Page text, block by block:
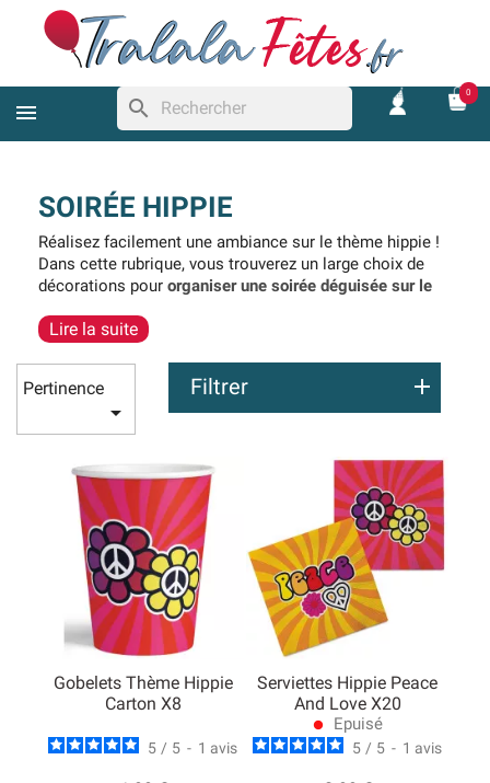
search
0
SOIRÉE HIPPIE
Réalisez facilement une ambiance sur le thème hippie !
Dans cette rubrique, vous trouverez un large choix de
décorations pour organiser une soirée déguisée sur le
ou une salle, vous trouverez des guirlandes, des ballons
nombreuses décorations de table hippie comme des
gobelets en carton, des serviettes, des assiettes ou
encore des fleurs à mettre sur la table. En ajoutant un
peu de doré, vous pourrez facilement avoir
décoration hippie chic!
Lire la suite
Pertinence

Filtrer
Gobelets Thème Hippie
Carton X8
5 / 5 - 1 avis
Serviettes Hippie Peace
And Love X20
lens Epuisé
5 / 5 - 1 avis